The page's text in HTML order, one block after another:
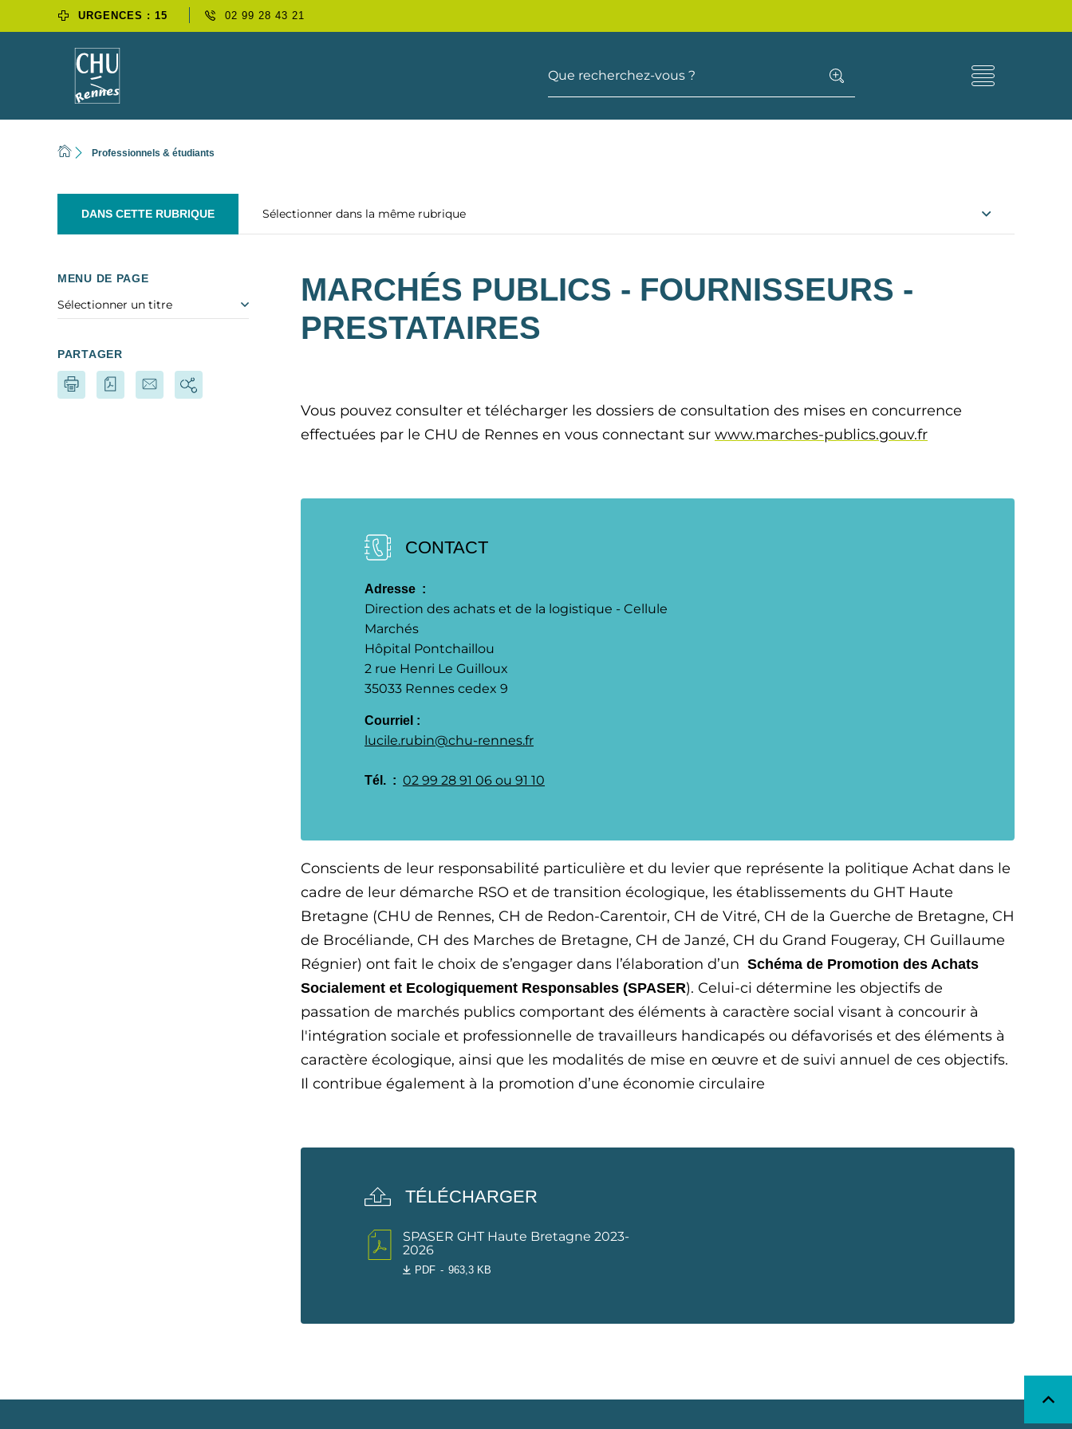
URGENCES : 15 02 99 28 43 21
Que recherchez-vous ?
Professionnels & étudiants
DANS CETTE RUBRIQUE Sélectionner dans la même rubrique
MENU DE PAGE
Sélectionner un titre
PARTAGER
MARCHÉS PUBLICS - FOURNISSEURS -
PRESTATAIRES
Vous pouvez consulter et télécharger les dossiers de consultation des mises en concurrence
effectuées par le CHU de Rennes en vous connectant sur www.marches-publics.gouv.fr
CONTACT
Adresse  :
Direction des achats et de la logistique - Cellule
Marchés
Hôpital Pontchaillou
2 rue Henri Le Guilloux
35033 Rennes cedex 9
Courriel :
lucile.rubin@chu-rennes.fr
Tél.  : 02 99 28 91 06 ou 91 10
Conscients de leur responsabilité particulière et du levier que représente la politique Achat dans le
cadre de leur démarche RSO et de transition écologique, les établissements du GHT Haute
Bretagne (CHU de Rennes, CH de Redon-Carentoir, CH de Vitré, CH de la Guerche de Bretagne, CH
de Brocéliande, CH des Marches de Bretagne, CH de Janzé, CH du Grand Fougeray, CH Guillaume
Régnier) ont fait le choix de s’engager dans l’élaboration d’un Schéma de Promotion des Achats
Socialement et Ecologiquement Responsables (SPASER). Celui-ci détermine les objectifs de
passation de marchés publics comportant des éléments à caractère social visant à concourir à
l'intégration sociale et professionnelle de travailleurs handicapés ou défavorisés et des éléments à
caractère écologique, ainsi que les modalités de mise en œuvre et de suivi annuel de ces objectifs.
Il contribue également à la promotion d’une économie circulaire
TÉLÉCHARGER
SPASER GHT Haute Bretagne 2023-
2026
PDF 963,3 KB